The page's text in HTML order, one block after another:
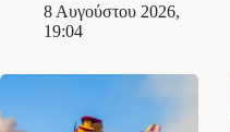
8 Αυγούστου 2026,
19:04